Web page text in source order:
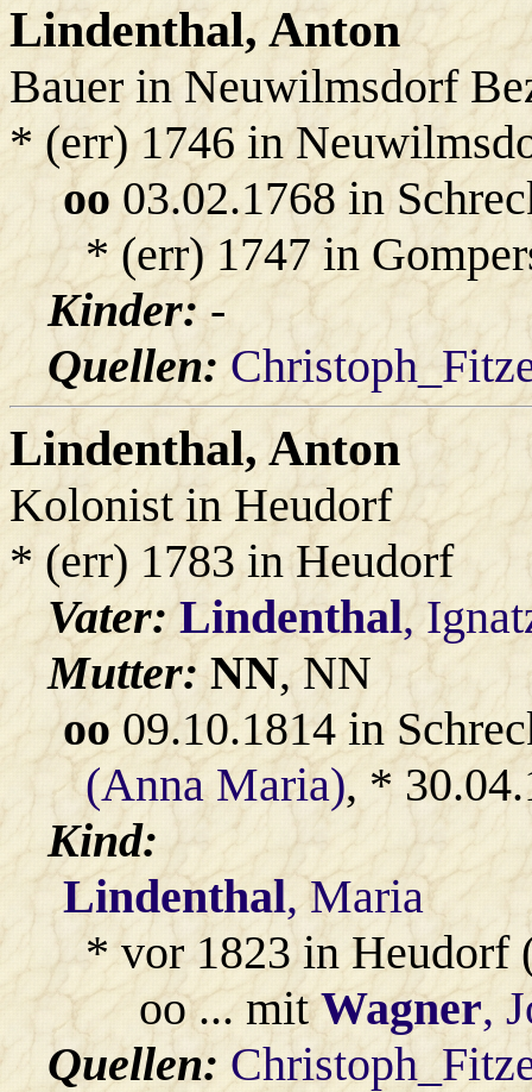
Lindenthal, Anton
Bauer in Neuwilmsdorf
* (err) 1746 in
oo 03.02.1768 in
* (err) 1747 in
Kinder:-
Quellen:
Lindenthal, Anton
Kolonist in Heudorf
* (err) 1783 in Heudorf
Vater:Lindenthal,
Mutter:NN, NN
oo09.10.1814 in
(Anna Maria), *
Kind:
Lindenthal, Maria
* vor 1823 in Heudorf
oo ... mitWagner,
Quellen: